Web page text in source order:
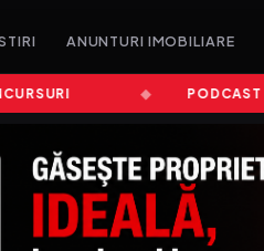
ANUNTURI IMOBILIARE
PODCAST HIT